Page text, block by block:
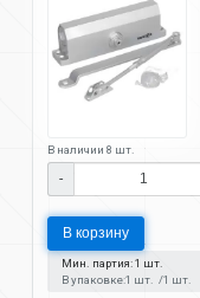
В наличии 8 шт.
-
В корзину
Мин. партия: 1 шт.
В упаковке:1 шт. 1 шт.